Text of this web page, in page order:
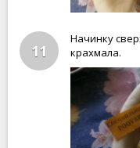
11
Начинку
крахмала.